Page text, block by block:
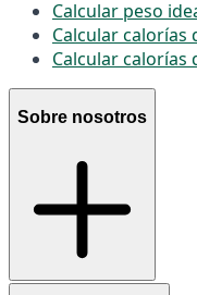
Calcular peso
Calcular calorías
Calcular calorías
Sobre nosotros